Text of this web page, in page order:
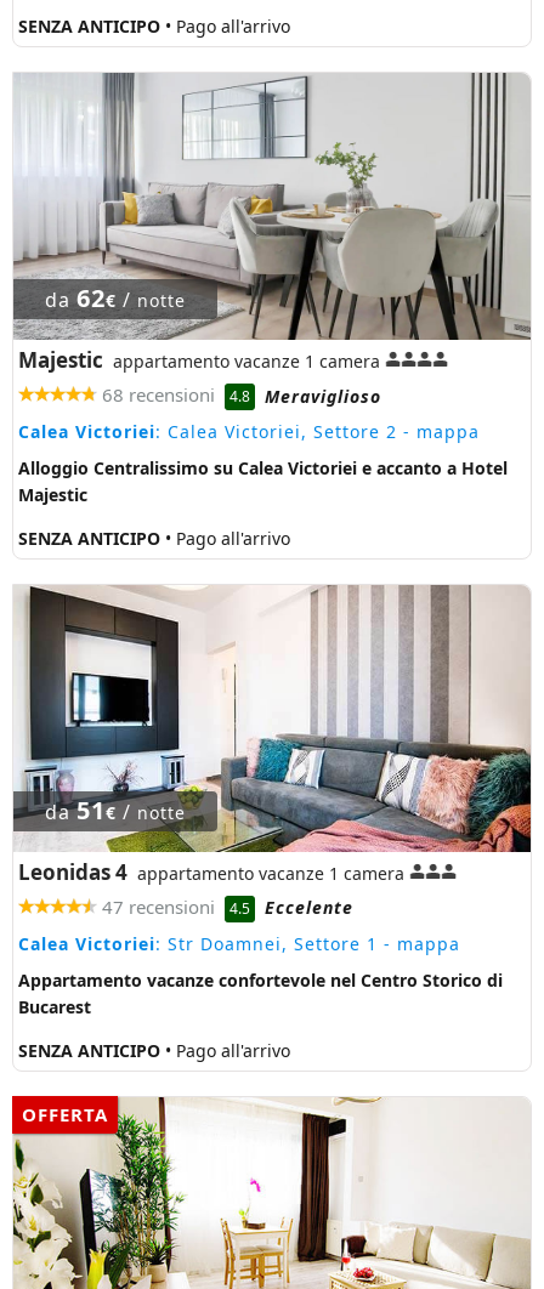
SENZA ANTICIPO • Pago all'arrivo
da 62€ / notte
Majestic appartamento vacanze 1 camera
68 recensioni 4.8
Meraviglioso
Calea Victoriei: Calea Victoriei, Settore 2 - mappa
Alloggio Centralissimo su Calea Victoriei e accanto a Hotel
Majestic
SENZA ANTICIPO • Pago all'arrivo
da51€ / notte
Leonidas 4 appartamento vacanze 1 camera
47 recensioni 4.5
Eccelente
Calea Victoriei: Str Doamnei, Settore 1 - mappa
Appartamento vacanze confortevole nel Centro Storico di
Bucarest
SENZA ANTICIPO • Pago all'arrivo
OFFERTA